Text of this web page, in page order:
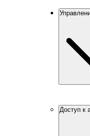
Доступ к